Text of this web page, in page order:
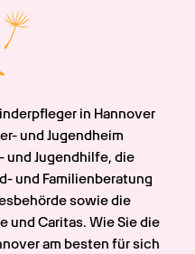
in Hannover
und Jugendheim
und Jugendhilfe, die
und Familienberatung
sowie die
und Caritas. Wie Sie die
am besten für sich